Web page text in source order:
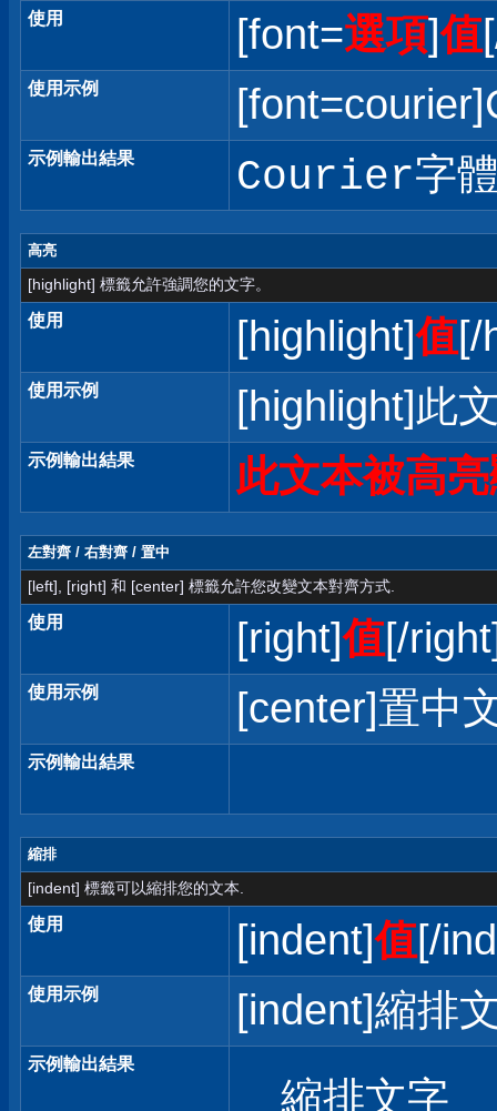
使用 [font=選項]值
使用示例
示例輸出結果 Courier字
高亮
[highlight] 標籤允許強調您的文字。
使用 [highlight]值[/
使用示例 [highlight]此
示例輸出結果 此文本被高
左對齊 / 右對齊 / 置中
[left], [right] 和 [center] 標籤允許您改變文本對齊方式.
使用 [right]值[/
使用示例 [center]置中
示例輸出結果
縮排
[indent] 標籤可以縮排您的文本.
使用 [indent]值[/
使用示例 [indent]縮排
示例輸出結果
縮排文字